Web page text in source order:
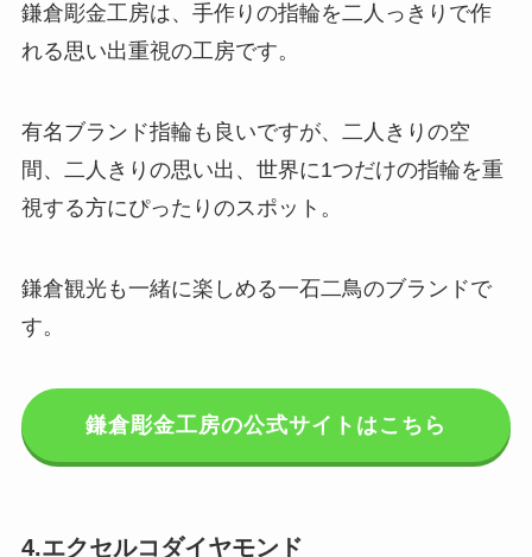
鎌倉彫金工房は、手作りの指輪を二人っきりで作
れる思い出重視の工房です。
有名ブランド指輪も良いですが、二人きりの空
間、二人きりの思い出、世界に1つだけの指輪を重
視する方にぴったりのスポット。
鎌倉観光も一緒に楽しめる一石二鳥のブランドで
す。
鎌倉彫金工房の公式サイトはこちら
4.エクセルコダイヤモンド